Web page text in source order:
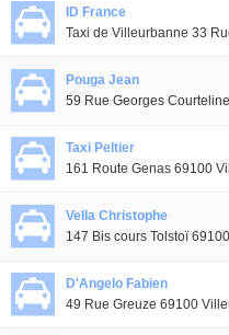
ID France
Taxi de Villeurbanne 33
Pouga Jean
59 Rue Georges
Taxi Peltier
161 Route Genas 69100
Vella Christophe
147 Bis cours Tolstoï
D'Angelo Fabien
49 Rue Greuze 69100